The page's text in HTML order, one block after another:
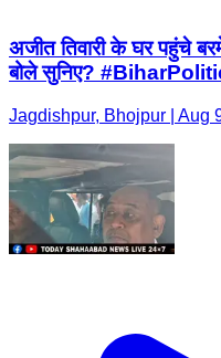
अजीत तिवारी के घर पहुंचे
बोले सुनिए?
Jagdishpur, Bhojpur | Aug